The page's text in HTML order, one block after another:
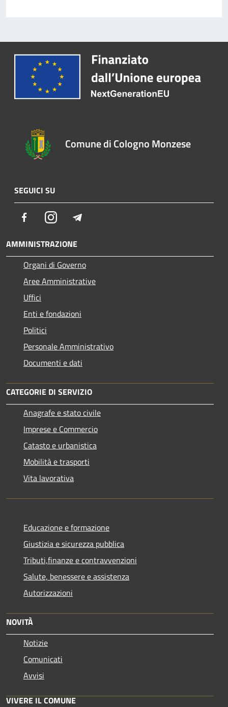
Comune di Cologno Monzese
SEGUICI SU
FacebookInstagram
AMMINISTRAZIONE
Organi di Governo
Aree Amministrative
Uffici
Enti e fondazioni
Politici
Personale Amministrativo
Documenti e dati
CATEGORIE DI SERVIZIO
Anagrafe e stato civile
Imprese e Commercio
Catasto e urbanistica
Mobilità e trasporti
Vita lavorativa
Educazione e formazione
Giustizia e sicurezza pubblica
Tributi,finanze e contravvenzioni
Salute, benessere e assistenza
Autorizzazioni
NOVITÀ
Notizie
Comunicati
Avvisi
VIVERE IL COMUNE